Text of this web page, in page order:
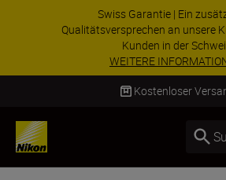
Swiss Garantie | Ein
Qualitätsversprechen an unsere
Kunden in der
WEITERE
Kostenloser